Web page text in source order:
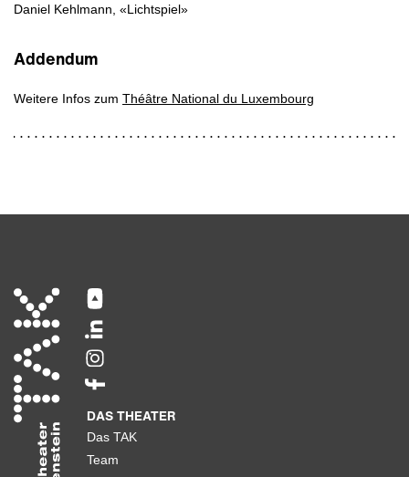
Daniel Kehlmann, «Lichtspiel»
Addendum
Weitere Infos zum Théâtre National du Luxembourg
DAS THEATER
Das TAK
Team